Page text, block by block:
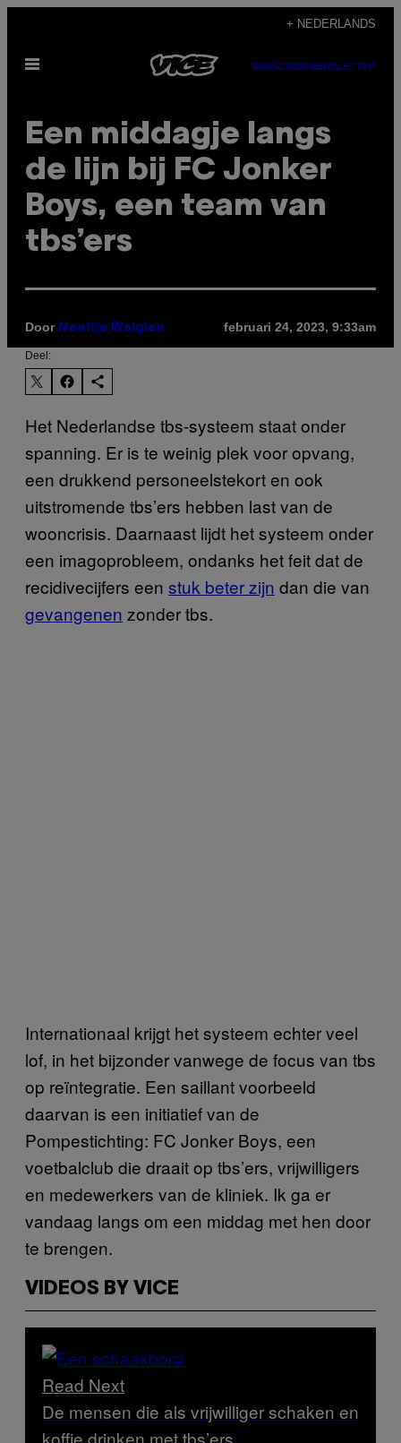
de
+ NEDERLANDS
Open
SUBSCRIBENEWSLETTER
Een middagje langs
de lijn bij FC Jonker
Boys, een team van
tbs’ers
Door Neeltje Walgien februari 24, 2023, 9:33am
Deel:
Het Nederlandse tbs-systeem staat onder
spanning. Er is te weinig plek voor opvang,
een drukkend personeelstekort en ook
uitstromende tbs’ers hebben last van de
wooncrisis. Daarnaast lijdt het systeem onder
een imagoprobleem, ondanks het feit dat de
recidivecijfers een stuk beter zijn dan die van
gevangenen zonder tbs.
Internationaal krijgt het systeem echter veel
lof, in het bijzonder vanwege de focus van tbs
op reïntegratie. Een saillant voorbeeld
daarvan is een initiatief van de
Pompestichting: FC Jonker Boys, een
voetbalclub die draait op tbs’ers, vrijwilligers
en medewerkers van de kliniek. Ik ga er
vandaag langs om een middag met hen door
te brengen.
VIDEOS BY VICE
Read Next
De mensen die als vrijwilliger schaken en
koffie drinken met tbs’ers